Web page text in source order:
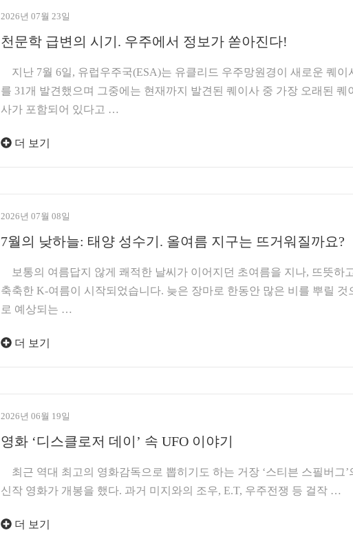
2026년 07월 23일
천문학 급변의 시기. 우주에서 정보가 쏟아진다!
지난 7월 6일, 유럽우주국(ESA)는 유클리드 우주망원경이 새로운 퀘이
를 31개 발견했으며 그중에는 현재까지 발견된 퀘이사 중 가장 오래된 퀘
사가 포함되어 있다고 …
더 보기
2026년 07월 08일
7월의 낮하늘: 태양 성수기. 올여름 지구는 뜨거워질까요?
보통의 여름답지 않게 쾌적한 날씨가 이어지던 초여름을 지나, 뜨뜻하
축축한 K-여름이 시작되었습니다. 늦은 장마로 한동안 많은 비를 뿌릴 것
로 예상되는 …
더 보기
2026년 06월 19일
영화 ‘디스클로저 데이’ 속 UFO 이야기
최근 역대 최고의 영화감독으로 뽑히기도 하는 거장 ‘스티븐 스필버그’
신작 영화가 개봉을 했다. 과거 미지와의 조우, E.T, 우주전쟁 등 걸작 …
더 보기